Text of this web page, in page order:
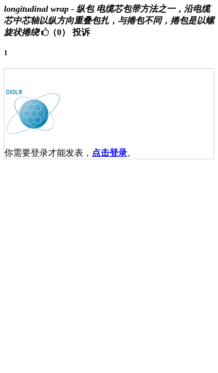
longitudinal wrap - 纵包 电缆芯包带方法之一，沿电缆
芯中芯轴以纵方向重叠包扎，与捲包不同，捲包是以螺
旋状捲绕
（0） 投诉
1
你需要登录才能发表， 点击登录。